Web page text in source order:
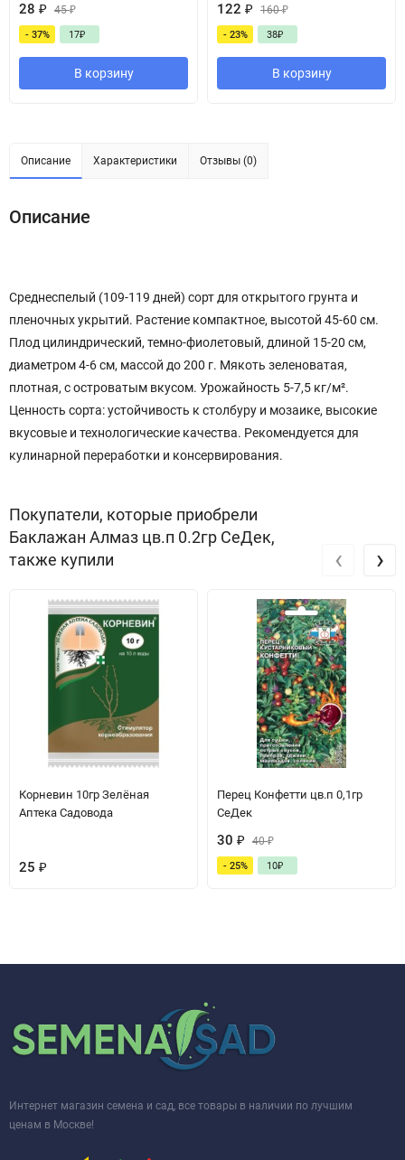
28 ₽ 45₽
- 37% 17₽
В корзину
122 ₽ 160₽
- 23% 38₽
В корзину
Описание Характеристики Отзывы (0)
Описание
Среднеспелый (109-119 дней) сорт для открытого грунта и
пленочных укрытий. Растение компактное, высотой 45-60 см.
Плод цилиндрический, темно-фиолетовый, длиной 15-20 см,
диаметром 4-6 см, массой до 200 г. Мякоть зеленоватая,
плотная, с островатым вкусом. Урожайность 5-7,5 кг/м².
Ценность сорта: устойчивость к столбуру и мозаике, высокие
вкусовые и технологические качества. Рекомендуется для
кулинарной переработки и консервирования.
Покупатели, которые приобрели
Баклажан Алмаз цв.п 0.2гр СеДек,
также купили
Корневин 10гр Зелёная
Аптека Садовода
25 ₽
Перец Конфетти цв.п 0,1гр
СеДек
30 ₽ 40₽
- 25% 10₽
‹ ›
Интернет магазин семена и сад, все товары в наличии по лучшим
ценам в Москве!